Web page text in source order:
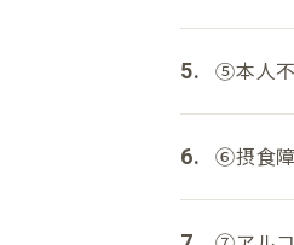
⑤本人不
⑥摂食障